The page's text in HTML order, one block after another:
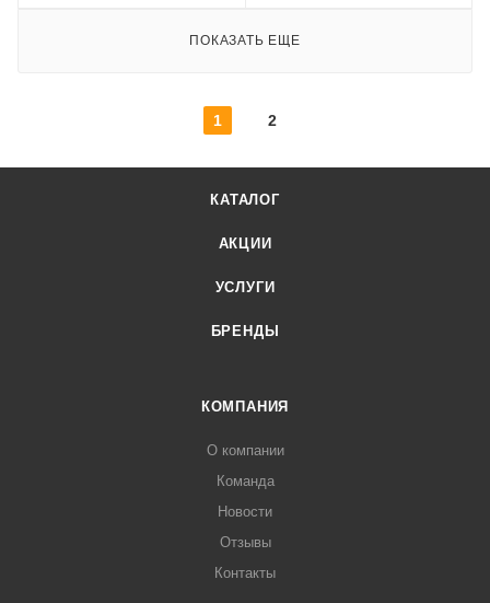
ПОКАЗАТЬ ЕЩЕ
1 2
КАТАЛОГ
АКЦИИ
УСЛУГИ
БРЕНДЫ
КОМПАНИЯ
О компании
Команда
Новости
Отзывы
Контакты